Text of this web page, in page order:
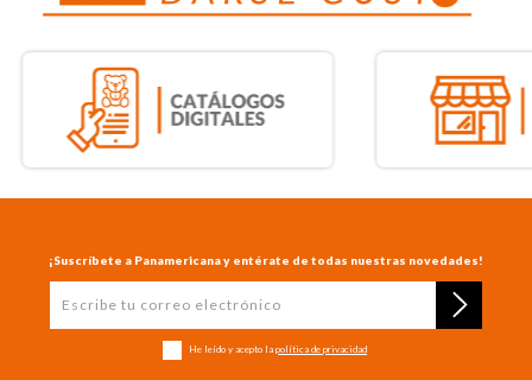
¡Suscríbete a Panamericana y entérate de todas nuestras novedades!
He leído y acepto la política de privacidad